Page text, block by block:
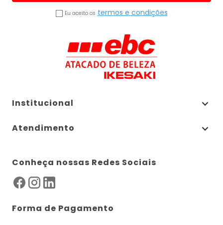
Eu aceito os termos e condições
Institucional
Atendimento
Conheça nossas Redes Sociais
Forma de Pagamento